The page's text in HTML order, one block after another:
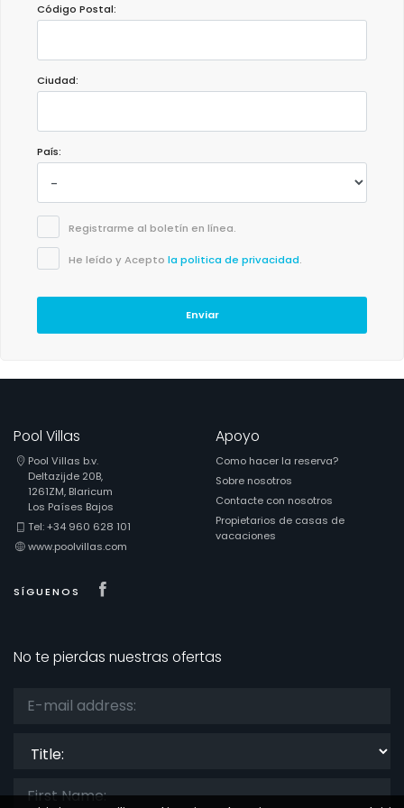
Código Postal:
Ciudad:
País:
Registrarme al boletín en línea.
He leído y Acepto la politica de privacidad.
Enviar
Pool Villas
Pool Villas b.v.
Deltazijde 20B,
1261ZM, Blaricum
Los Países Bajos
Tel: +34 960 628 101
www.poolvillas.com
SÍGUENOS
Apoyo
Como hacer la reserva?
Sobre nosotros
Contacte con nosotros
Propietarios de casas de
vacaciones
No te pierdas nuestras ofertas